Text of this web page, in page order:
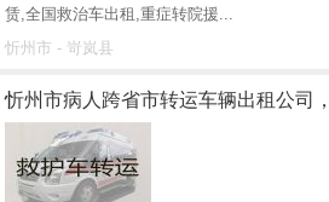
赁,全国救治车出租,重症转院援...
忻州市 - 岢岚县
忻州市病人跨省市转运车辆出租公司